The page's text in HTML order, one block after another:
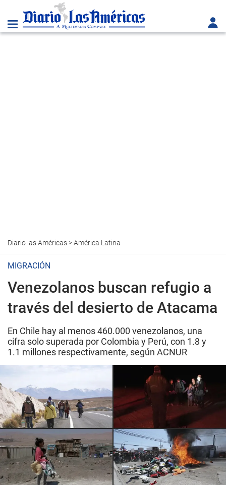
Diario las Américas>América Latina
MIGRACIÓN
Venezolanos buscan refugio a
través del desierto de Atacama
En Chile hay al menos 460.000 venezolanos, una
cifra solo superada por Colombia y Perú, con 1.8 y
1.1 millones respectivamente, según ACNUR